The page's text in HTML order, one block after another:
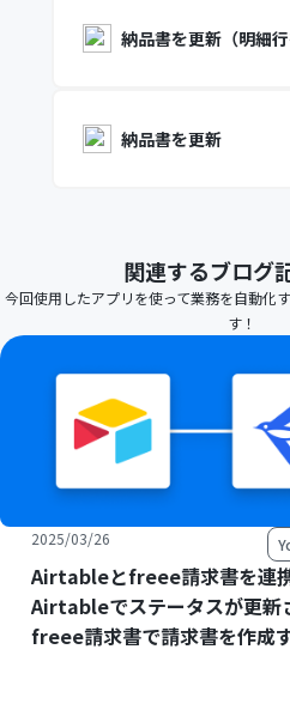
納品書を更新（明細行
納品書を更新
関連するブログ
今回使用したアプリを使って業務を自動化
す！
2025/03/26
Airtableとfreee請求書を連携
Airtableでステータスが更新
freee請求書で請求書を作成